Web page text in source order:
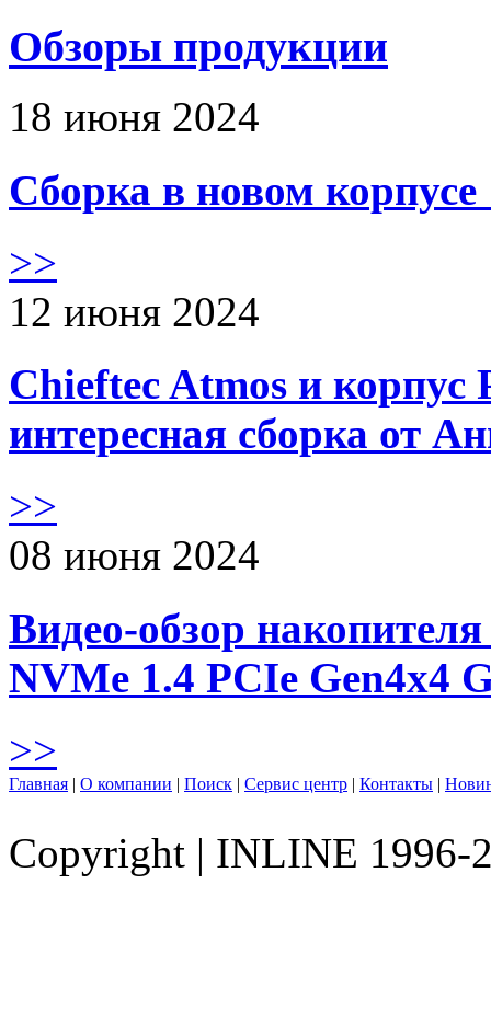
Обзоры продукции
18 июня 2024
Сборка в новом
>>
12 июня 2024
Chieftec Atmos и корпус
интересная сборка от
>>
08 июня 2024
Видео-обзор
NVMe 1.4 PCIe Gen4х4
>>
Главная | О компании | Поиск | Сервис центр | Контакты |
Copyright | INLINE 1996-